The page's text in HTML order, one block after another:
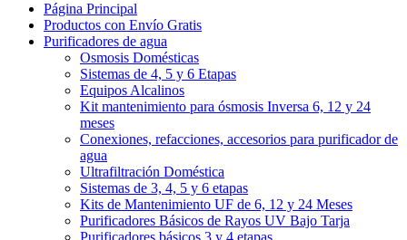
Página Principal
Productos con Envío Gratis
Purificadores de agua
Osmosis Domésticas
Sistemas de 4, 5 y 6 Etapas
Equipos Alcalinos
Kit mantenimiento para ósmosis Inversa 6, 12 y 24
meses
Conexiones, refacciones, accesorios para purificador de
agua
Ultrafiltración Doméstica
Sistemas de 3, 4, 5 y 6 etapas
Kits de Mantenimiento UF de 6, 12 y 24 Meses
Purificadores Básicos de Rayos UV Bajo Tarja
Purificadores básicos 3 y 4 etapas